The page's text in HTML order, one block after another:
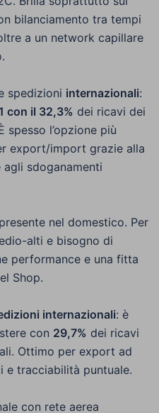
bilanciamento tra tempi
a un network capillare
spedizioni internazionali:
con il 32,3% dei ricavi dei
spesso l’opzione più
export/import grazie alla
sdoganamenti
nel domestico. Per
alti e bisogno di
performance e una fitta
Shop.
internazionali: è
con 29,7% dei ricavi
Ottimo per export ad
e tracciabilità puntuale.
con rete aerea